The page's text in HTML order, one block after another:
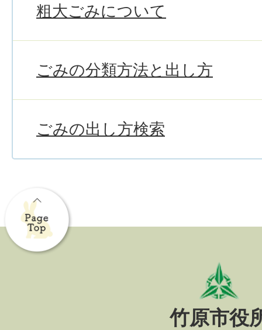
粗大ごみについて
ごみの分類方法と出し方
ごみの出し方検索
竹原市役